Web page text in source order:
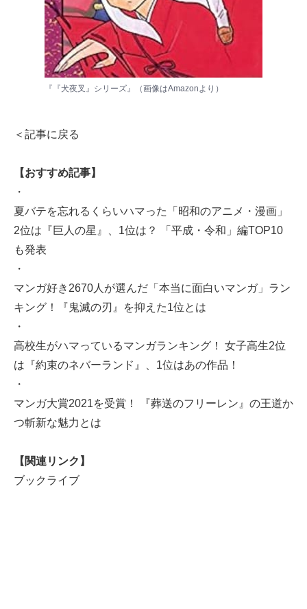
『『犬夜叉』シリーズ』（画像はAmazon より）
＜記事に戻る
【おすすめ記事】
・
夏バテを忘れるくらいハマった「昭和のアニメ・漫画」
2位は『巨人の星』、1位は？ 「平成・令和」編TOP10
も発表
・
マンガ好き2670人が選んだ「本当に面白いマンガ」ラン
キング！『鬼滅の刃』を抑えた1位とは
・
高校生がハマっているマンガランキング！ 女子高生2位
は『約束のネバーランド』、1位はあの作品！
・
マンガ大賞2021を受賞！ 『葬送のフリーレン』の王道か
つ斬新な魅力とは
【関連リンク】
ブックライブ